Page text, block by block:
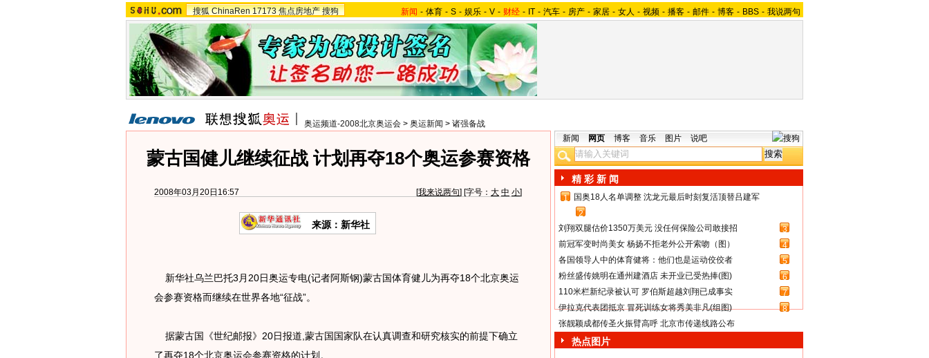
搜狐 ChinaRen 17173 焦点房地产 搜狗 新闻 - 体育 - S - 娱乐 - V - 财经 - IT - 汽车 - 房产 - 家居 - 女人 - 视频 - 播客 - 邮件 - 博客 - BBS - 我说两句
奥运频道-2008北京奥运会 > 奥运新闻 > 诸强备战
蒙古国健儿继续征战 计划再夺18个奥运参赛资格
2008年03月20日16:57 [我来说两句] [字号： 大 中 小]
来源：新华社
新华社乌兰巴托3月20日奥运专电(记者阿斯钢)蒙古国体育健儿为再夺18个北京奥运
会参赛资格而继续在世界各地“征战”。
据蒙古国《世纪邮报》20日报道,蒙古国国家队在认真调查和研究核实的前提下确立
了再夺18个北京奥运会参赛资格的计划。
新闻 网页 博客 音乐 图片 说吧
精 彩 新 闻
1
国奥18人名单调整 沈龙元最后时刻复活顶替吕建军
2
刘翔双腿估价1350万美元 没任何保险公司敢接招
3
前冠军变时尚美女 杨扬不拒老外公开索吻（图）
4
各国领导人中的体育健将：他们也是运动佼佼者
5
粉丝盛传姚明在通州建酒店 未开业已受热捧(图)
6
110米栏新纪录被认可 罗伯斯超越刘翔已成事实
7
伊拉克代表团抵京 冒死训练女将秀美非凡(组图)
8
张靓颖成都传圣火振臂高呼 北京市传递线路公布
热点图片